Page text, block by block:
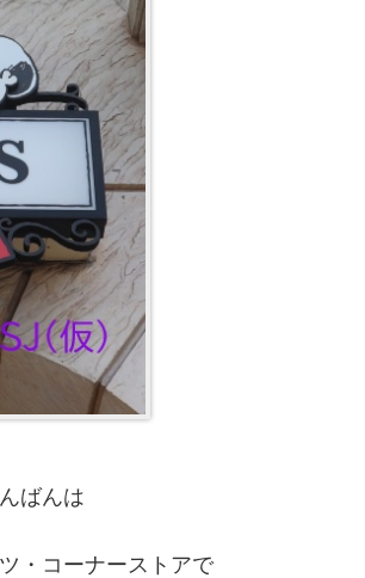
ばんは
・コーナーストアで